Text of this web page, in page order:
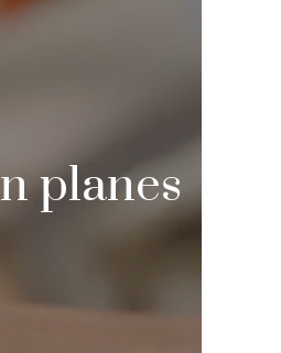
planes